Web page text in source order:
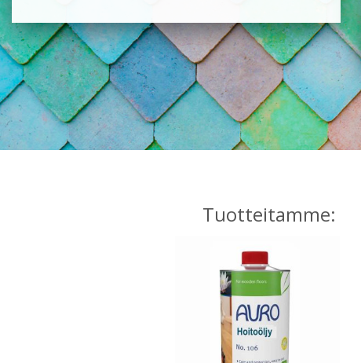
Tuotteitamme: